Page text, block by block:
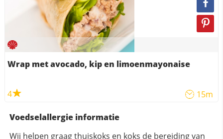
Wrap met avocado, kip en limoenmayonaise
4 15m
Voedselallergie informatie
Wij helpen graag thuiskoks en koks de bereiding van